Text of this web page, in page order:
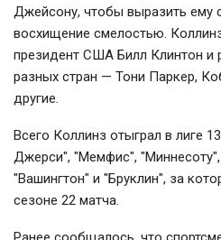
Джейсону, чтобы выразить ему
восхищение смелостью.
президент США Билл Клинтон и
разных стран — Тони Паркер,
другие.
Всего Коллинз отыграл в лиге
Джерси", "Мемфис", "Миннесоту",
"Вашингтон" и "Бруклин", за
сезоне 22 матча.